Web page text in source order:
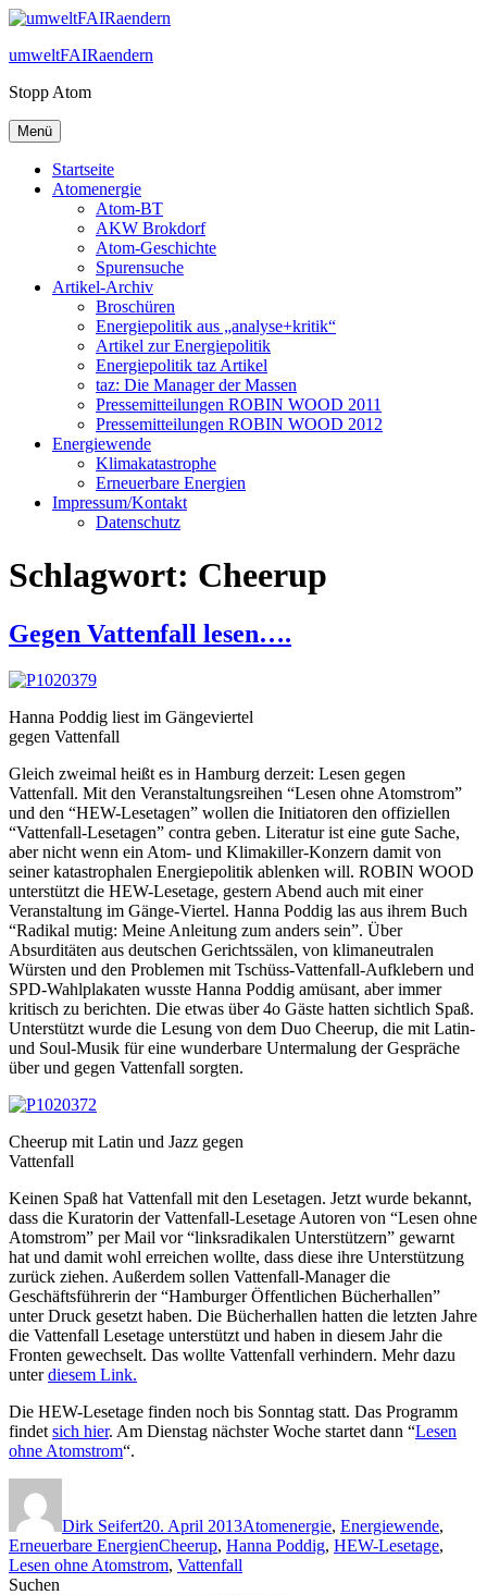
Zum
springen
umweltFAIRaendern
Stopp Atom
Menü
Startseite
Atomenergie
Atom-BT
AKW Brokdorf
Atom-Geschichte
Spurensuche
Artikel-Archiv
Broschüren
Energiepolitik aus „analyse+kritik“
Artikel zur Energiepolitik
Energiepolitik taz Artikel
taz: Die Manager der Massen
Pressemitteilungen ROBIN WOOD 2011
Pressemitteilungen ROBIN WOOD 2012
Energiewende
Klimakatastrophe
Erneuerbare Energien
Impressum/Kontakt
Datenschutz
Schlagwort: Cheerup
Gegen Vattenfall lesen….
Hanna Poddig liest im Gängeviertel
gegen Vattenfall
Gleich zweimal heißt es in Hamburg derzeit: Lesen gegen
Vattenfall. Mit den Veranstaltungsreihen “Lesen ohne Atomstrom”
und den “HEW-Lesetagen” wollen die Initiatoren den offiziellen
“Vattenfall-Lesetagen” contra geben. Literatur ist eine gute Sache,
aber nicht wenn ein Atom- und Klimakiller-Konzern damit von
seiner katastrophalen Energiepolitik ablenken will. ROBIN WOOD
unterstützt die HEW-Lesetage, gestern Abend auch mit einer
Veranstaltung im Gänge-Viertel. Hanna Poddig las aus ihrem Buch
“Radikal mutig: Meine Anleitung zum anders sein”. Über
Absurditäten aus deutschen Gerichtssälen, von klimaneutralen
Würsten und den Problemen mit Tschüss-Vattenfall-Aufklebern und
SPD-Wahlplakaten wusste Hanna Poddig amüsant, aber immer
kritisch zu berichten. Die etwas über 4o Gäste hatten sichtlich Spaß.
Unterstützt wurde die Lesung von dem Duo Cheerup, die mit Latin-
und Soul-Musik für eine wunderbare Untermalung der Gespräche
über und gegen Vattenfall sorgten.
Cheerup mit Latin und Jazz gegen
Vattenfall
Keinen Spaß hat Vattenfall mit den Lesetagen. Jetzt wurde bekannt,
dass die Kuratorin der Vattenfall-Lesetage Autoren von “Lesen ohne
Atomstrom” per Mail vor “linksradikalen Unterstützern” gewarnt
hat und damit wohl erreichen wollte, dass diese ihre Unterstützung
zurück ziehen. Außerdem sollen Vattenfall-Manager die
Geschäftsführerin der “Hamburger Öffentlichen Bücherhallen”
unter Druck gesetzt haben. Die Bücherhallen hatten die letzten Jahre
die Vattenfall Lesetage unterstützt und haben in diesem Jahr die
Fronten gewechselt. Das wollte Vattenfall verhindern. Mehr dazu
unterdiesem Link.
Die HEW-Lesetage finden noch bis Sonntag statt. Das Programm
findet sich hier. Am Dienstag nächster Woche startet dann “Lesen
ohne Atomstrom“.
Dirk Seifert20. April 2013Atomenergie, Energiewende,
Erneuerbare EnergienSchlagwörter
Cheerup, Hanna Poddig, HEW-Lesetage,
Lesen ohne Atomstrom, Vattenfall
Suchen